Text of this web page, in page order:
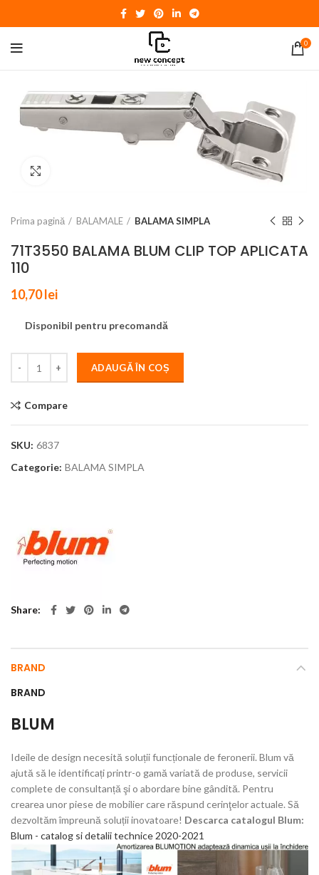
0
Prima pagină BALAMALE BALAMA SIMPLA
71T3550 BALAMA BLUM CLIP TOP APLICATA
110
10,70lei
Disponibil pentru precomandă
ADAUGĂ ÎN COȘ
Compare
SKU: 6837
Categorie: BALAMA SIMPLA
Share
BRAND
BRAND
BLUM
Ideile de design necesită soluții funcționale de feronerii. Blum vă
ajută să le identificați printr-o gamă variată de produse, servicii
complete de consultanță şi o abordare bine gândită. Pentru
crearea unor piese de mobilier care răspund cerinţelor actuale. Să
dezvoltăm împreună soluții inovatoare! Descarca catalogul Blum:
Blum - catalog si detalii technice 2020-2021